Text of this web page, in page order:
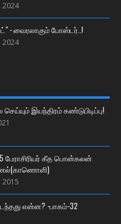
2024
- வைரலாகும் போஸ்டர்..!
2024
இயந்திரம் கண்டுபிடிப்பு!
பேராசிரியர் கீத பொன்கலன்
2015
என்ன? -பாகம்-32